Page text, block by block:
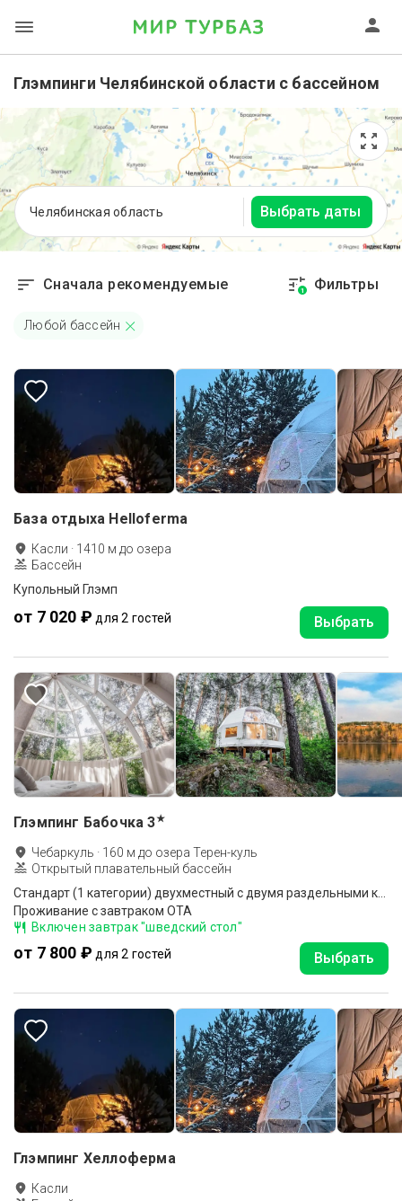
Глэмпинги Челябинской области с бассейном
Челябинская область Выбрать даты
Сначала рекомендуемые 1 Фильтры
Любой бассейн
База отдыха Helloferma
Касли · 1410 м до озера
Бассейн
Купольный Глэмп
от 7 020 ₽ для 2 гостей Выбрать
Глэмпинг Бабочка 3★
Чебаркуль · 160 м до озера Терен-куль
Открытый плавательный бассейн
Проживание с завтраком ОТА
Включен завтрак "шведский стол"
от 7 800 ₽ для 2 гостей Выбрать
Глэмпинг Хеллоферма
Касли